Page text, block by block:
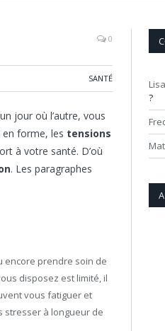
0
SANTÉ
jour où l’autre, vous
forme, les tensions
à votre santé. D’où
. Les paragraphes
encore prendre soin de
disposez est limité, il
vous fatiguer et
stresser à longueur de
Lisa
?